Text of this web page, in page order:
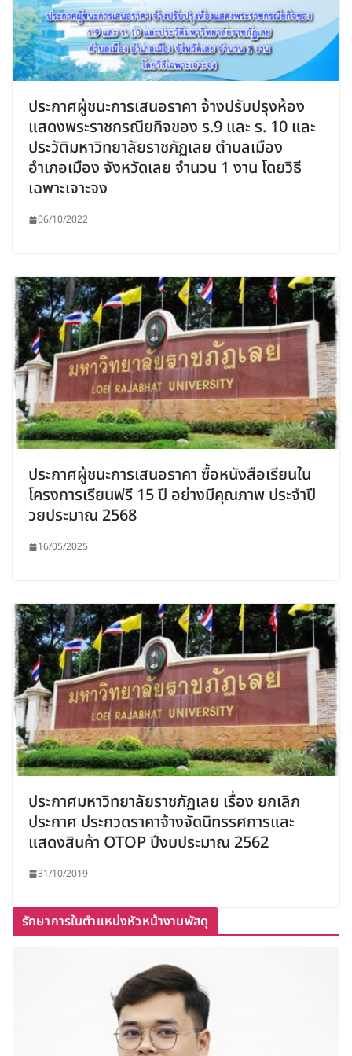
ประกาศผู้ชนะการเสนอราคา จ้างปรับปรุงห้อง
แสดงพระราชกรณียกิจของ ร.9 และ ร. 10 และ
ประวัติมหาวิทยาลัยราชภัฏเลย ตำบลเมือง
อำเภอเมือง จังหวัดเลย จำนวน 1 งาน โดยวิธี
เฉพาะเจาะจง
06/10/2022
ประกาศผู้ชนะการเสนอราคา ซื้อหนังสือเรียนใน
โครงการเรียนฟรี 15 ปี อย่างมีคุณภาพ ประจำปี
วยประมาณ 2568
16/05/2025
ประกาศมหาวิทยาลัยราชภัฏเลย เรื่อง ยกเลิก
ประกาศ ประกวดราคาจ้างจัดนิทรรศการและ
แสดงสินค้า OTOP ปีงบประมาณ 2562
31/10/2019
รักษาการในตำแหน่งหัวหน้างานพัสดุ